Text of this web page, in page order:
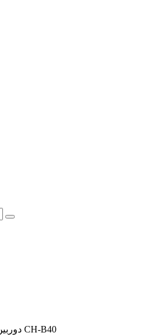
دوربین مداربسته داهوا مدل CH-B40